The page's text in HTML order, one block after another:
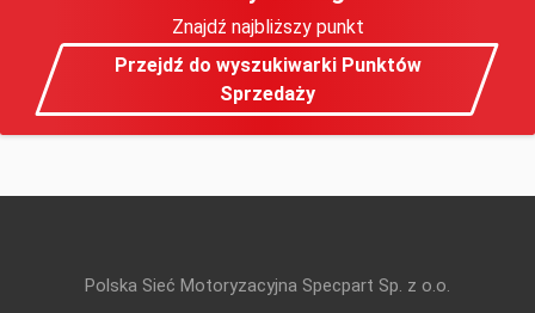
Znajdź najbliższy punkt
Przejdź do wyszukiwarki Punktów
Sprzedaży
Polska Sieć Motoryzacyjna Specpart Sp. z o.o.